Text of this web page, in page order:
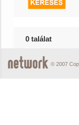
0 találat
© 2007